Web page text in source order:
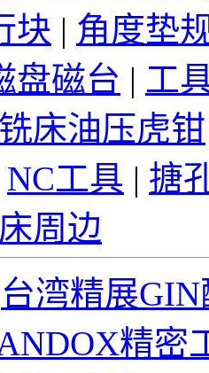
块 | 角度垫
盘磁台 | 工
铣床油压虎钳
NC工具 | 搪
周边
台湾精展
精密